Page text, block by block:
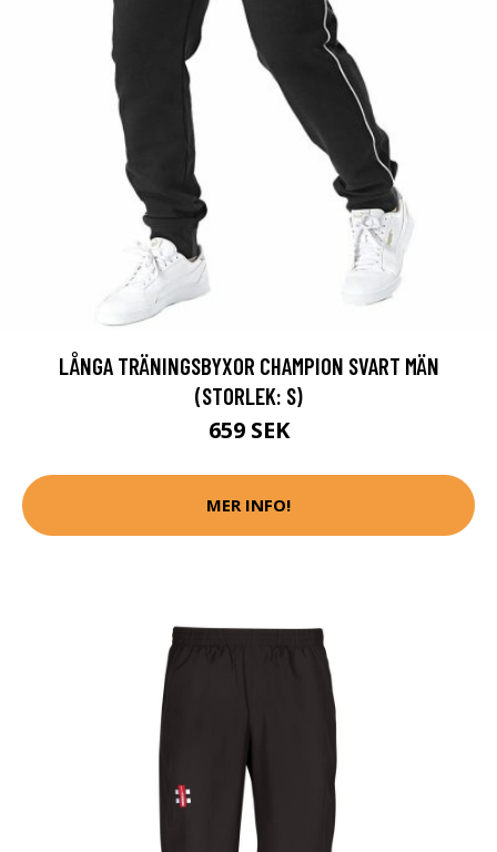
LÅNGA TRÄNINGSBYXOR CHAMPION SVART MÄN
(STORLEK: S)
659 SEK
MER INFO!